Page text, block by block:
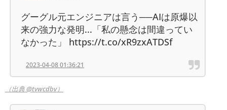
グーグル元エンジニアは言う──AIは原爆以
来の強力な発明...「私の懸念は間違ってい
なかった」 https://t.co/xR9zxATDSf
2023-04-08 01:36:21
（出典 @tvwcdbv）